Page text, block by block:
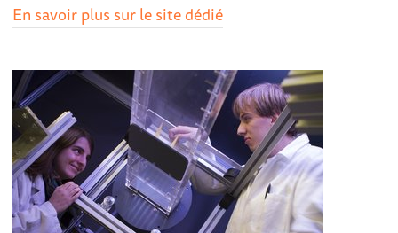
En savoir plus sur le site dédié